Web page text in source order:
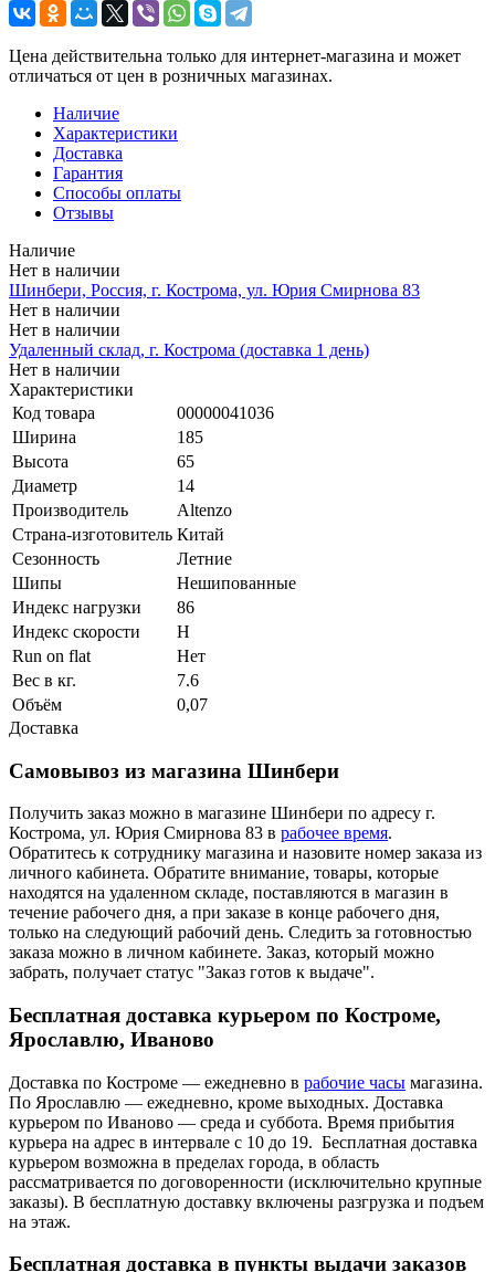
Цена действительна только для интернет-магазина и может
отличаться от цен в розничных магазинах.
Наличие
Характеристики
Доставка
Гарантия
Способы оплаты
Отзывы
Наличие
Нет в наличии
Шинбери, Россия, г. Кострома, ул. Юрия Смирнова 83
Нет в наличии
Нет в наличии
Удаленный склад, г. Кострома (доставка 1 день)
Нет в наличии
Характеристики
Код товара
00000041036
Ширина
185
Высота
65
Диаметр
14
Производитель
Altenzo
Страна-изготовитель Китай
Сезонность
Летние
Шипы
Нешипованные
Индекс нагрузки
86
Индекс скорости
H
Run on flat
Нет
Вес в кг.
7.6
Объём
0,07
Доставка
Самовывоз из магазина Шинбери
Получить заказ можно в магазине Шинбери по адресу г.
Кострома, ул. Юрия Смирнова 83 в рабочее время.
Обратитесь к сотруднику магазина и назовите номер заказа из
личного кабинета. Обратите внимание, товары, которые
находятся на удаленном складе, поставляются в магазин в
течение рабочего дня, а при заказе в конце рабочего дня,
только на следующий рабочий день. Следить за готовностью
заказа можно в личном кабинете. Заказ, который можно
забрать, получает статус "Заказ готов к выдаче".
Бесплатная доставка курьером по Костроме,
Ярославлю, Иваново
Доставка по Костроме — ежедневно в рабочие часы магазина.
По Ярославлю — ежедневно, кроме выходных. Доставка
курьером по Иваново — среда и суббота. Время прибытия
курьера на адрес в интервале с 10 до 19. Бесплатная доставка
курьером возможна в пределах города, в область
рассматривается по договоренности (исключительно крупные
заказы). В бесплатную доставку включены разгрузка и подъем
на этаж.
Бесплатная доставка в пункты выдачи заказов